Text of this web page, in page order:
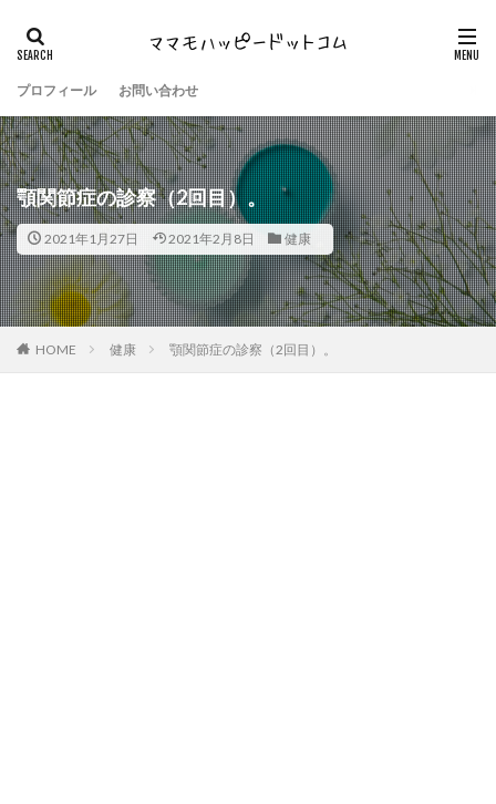
プロフィール お問い合わせ
顎関節症の診察（2回目）。
2021年1月27日 2021年2月8日 健康
HOME 健康 顎関節症の診察（2回目）。